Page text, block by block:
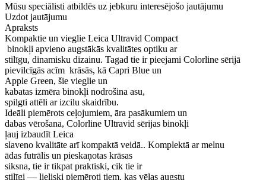
Mūsu speciālisti atbildēs uz jebkuru interesējošo jautājumu
Uzdot jautājumu
Apraksts
Kompaktie un vieglie Leica Ultravid Compact
binokļi apvieno augstākās kvalitātes optiku ar
stilīgu, dinamisku dizainu. Tagad tie ir pieejami Colorline sērijā
pievilcīgās acīm krāsās, kā Capri Blue un
Apple Green, šie vieglie un
kabatas izmēra binokļi nodrošina asu,
spilgti attēli ar izcilu skaidrību.
Ideāli piemērots ceļojumiem, āra pasākumiem un
dabas vērošana, Colorline Ultravid sērijas binokļi
ļauj izbaudīt Leica
slaveno kvalitāte arī kompaktā veidā.. Komplektā ar melnu
ādas futrālis un pieskaņotas krāsas
siksna, tie ir tikpat praktiski, cik tie ir
stilīgi — lieliski piemēroti tiem, kas vēlas augstu